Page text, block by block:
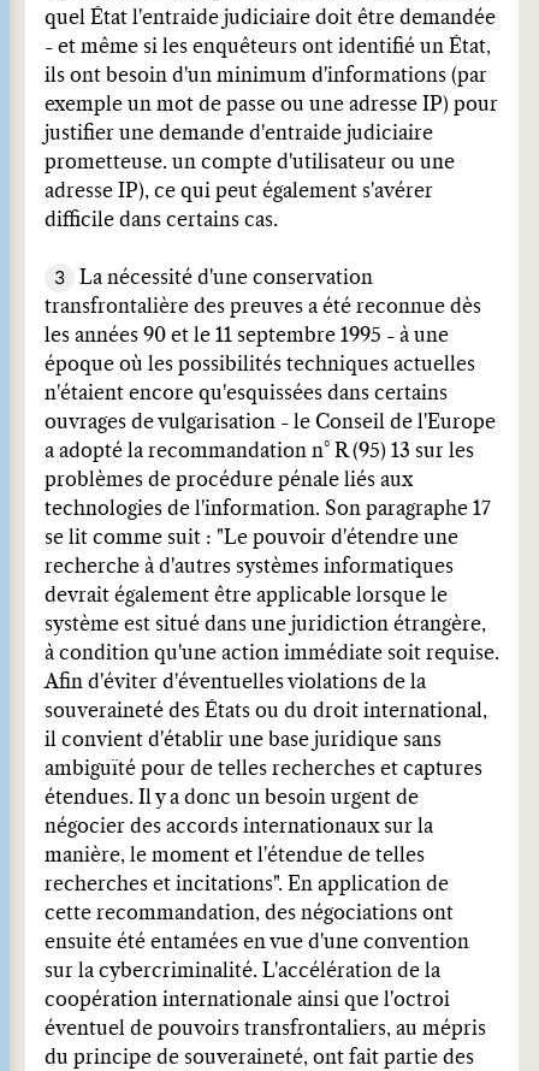
quel État l'entraide judiciaire doit être demandée
- et même si les enquêteurs ont identifié un État,
ils ont besoin d'un minimum d'informations (par
exemple un mot de passe ou une adresse IP) pour
justifier une demande d'entraide judiciaire
prometteuse. un compte d'utilisateur ou une
adresse IP), ce qui peut également s'avérer
difficile dans certains cas.
3
La nécessité d'une conservation
transfrontalière des preuves a été reconnue dès
les années 90 et le 11 septembre 1995 - à une
époque où les possibilités techniques actuelles
n'étaient encore qu'esquissées dans certains
ouvrages de vulgarisation - le Conseil de l'Europe
a adopté la recommandation n° R (95) 13 sur les
problèmes de procédure pénale liés aux
technologies de l'information. Son paragraphe 17
se lit comme suit : "Le pouvoir d'étendre une
recherche à d'autres systèmes informatiques
devrait également être applicable lorsque le
système est situé dans une juridiction étrangère,
à condition qu'une action immédiate soit requise.
Afin d'éviter d'éventuelles violations de la
souveraineté des États ou du droit international,
il convient d'établir une base juridique sans
ambiguïté pour de telles recherches et captures
étendues. Il y a donc un besoin urgent de
négocier des accords internationaux sur la
manière, le moment et l'étendue de telles
recherches et incitations". En application de
cette recommandation, des négociations ont
ensuite été entamées en vue d'une convention
sur la cybercriminalité. L'accélération de la
coopération internationale ainsi que l'octroi
éventuel de pouvoirs transfrontaliers, au mépris
du principe de souveraineté, ont fait partie des